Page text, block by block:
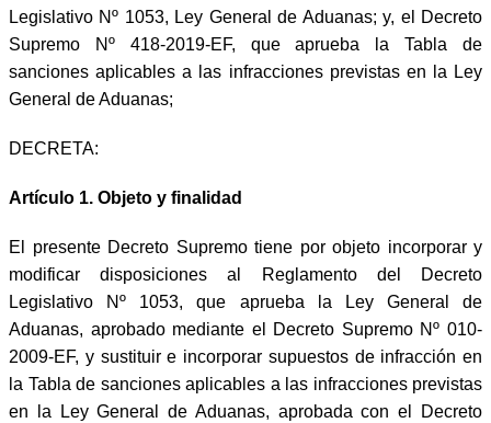
Legislativo Nº 1053, Ley General de Aduanas; y, el Decreto
Supremo Nº 418-2019-EF, que aprueba la Tabla de
sanciones aplicables a las infracciones previstas en la Ley
General de Aduanas;
DECRETA:
Artículo 1. Objeto y finalidad
El presente Decreto Supremo tiene por objeto incorporar y
modificar disposiciones al Reglamento del Decreto
Legislativo Nº 1053, que aprueba la Ley General de
Aduanas, aprobado mediante el Decreto Supremo Nº 010-
2009-EF, y sustituir e incorporar supuestos de infracción en
la Tabla de sanciones aplicables a las infracciones previstas
en la Ley General de Aduanas, aprobada con el Decreto